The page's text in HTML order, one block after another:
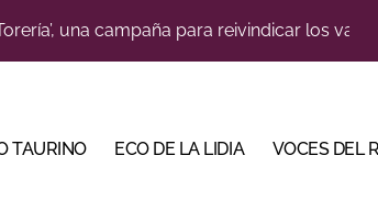
una campaña para reivindicar los
Valentín Rivas
la Semana Grande Donostiarra
TAURINO ECO DE LA LIDIA VOCES DEL